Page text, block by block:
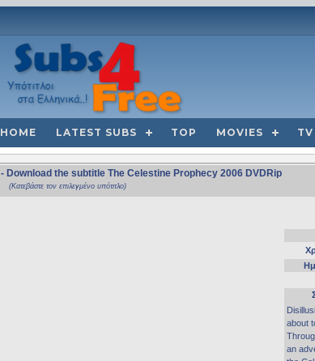
HOME LATEST SUBS TOP MOVIES TV
- Download the subtitle The Celestine Prophecy 2006 DVDRip
(Κατεβάστε τον επιλεγμένο υπότιτλο)
about
an